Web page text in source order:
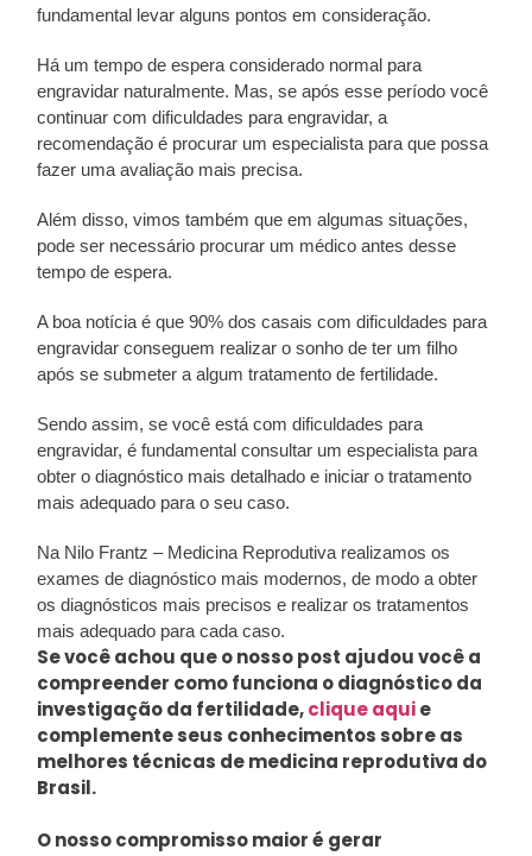
fundamental levar alguns pontos em consideração.
Há um tempo de espera considerado normal para
engravidar naturalmente. Mas, se após esse período você
continuar com dificuldades para engravidar, a
recomendação é procurar um especialista para que possa
fazer uma avaliação mais precisa.
Além disso, vimos também que em algumas situações,
pode ser necessário procurar um médico antes desse
tempo de espera.
A boa notícia é que 90% dos casais com dificuldades para
engravidar conseguem realizar o sonho de ter um filho
após se submeter a algum tratamento de fertilidade.
Sendo assim, se você está com dificuldades para
engravidar, é fundamental consultar um especialista para
obter o diagnóstico mais detalhado e iniciar o tratamento
mais adequado para o seu caso.
Na Nilo Frantz – Medicina Reprodutiva realizamos os
exames de diagnóstico mais modernos, de modo a obter
os diagnósticos mais precisos e realizar os tratamentos
mais adequado para cada caso.
Se você achou que o nosso post ajudou você a
compreender como funciona o diagnóstico da
investigação da fertilidade,clique aquie
complemente seus conhecimentos sobre as
melhores técnicas de medicina reprodutiva do
Brasil.
O nosso compromisso maior é gerar